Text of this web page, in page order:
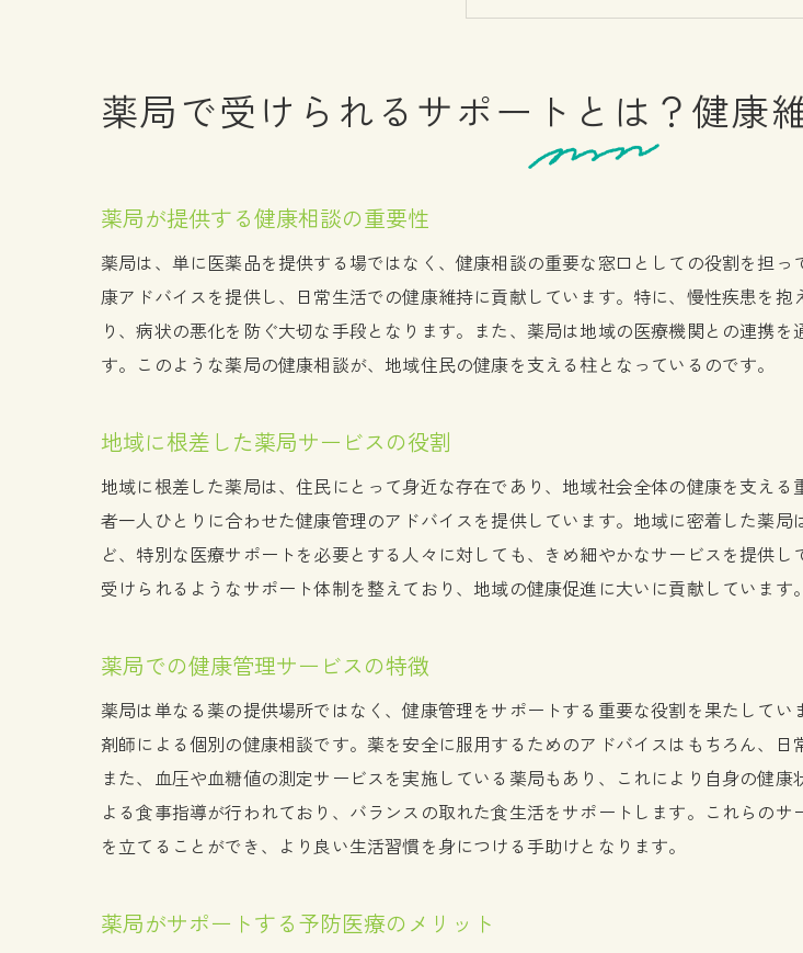
薬局がサポートする予防医療
薬局のサービスが総合的な
薬局の薬剤師が提供する服用指
薬剤師による正確な薬情報の
薬剤師の知識が患者の健康に
服用指導による副作用の予防
薬の自己管理をサポートする
薬の副作用を正しく理解する
薬局での副作用相談のプロセ
副作用説明が健康リスクを軽
患者への副作用情報提供の具
健康相談が日常生活に与える
薬局での健康相談の具体的な
信頼できる健康相談がもたら
薬局での健康相談が生活に与
健康相談が病気予防に役立つ
薬局で受けられるサポートとは？健康
薬局が提供する健康相談の重要性
薬局は、単に医薬品を提供する場ではなく、健康相談の重要な窓口としての役割を担
康アドバイスを提供し、日常生活での健康維持に貢献しています。特に、慢性疾患を
り、病状の悪化を防ぐ大切な手段となります。また、薬局は地域の医療機関との連携
す。このような薬局の健康相談が、地域住民の健康を支える柱となっているのです。
地域に根差した薬局サービスの役割
地域に根差した薬局は、住民にとって身近な存在であり、地域社会全体の健康を支え
者一人ひとりに合わせた健康管理のアドバイスを提供しています。地域に密着した薬
ど、特別な医療サポートを必要とする人々に対しても、きめ細やかなサービスを提供
受けられるようなサポート体制を整えており、地域の健康促進に大いに貢献しています。
薬局での健康管理サービスの特徴
薬局は単なる薬の提供場所ではなく、健康管理をサポートする重要な役割を果たして
剤師による個別の健康相談です。薬を安全に服用するためのアドバイスはもちろん、
また、血圧や血糖値の測定サービスを実施している薬局もあり、これにより自身の健
よる食事指導が行われており、バランスの取れた食生活をサポートします。これらの
を立てることができ、より良い生活習慣を身につける手助けとなります。
薬局がサポートする予防医療のメリット